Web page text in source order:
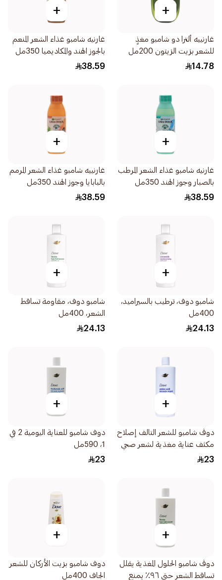
+
غارنييه ألترا دو شامبو مغذٍ
للشعر بزيت الزيتون 200مل
14.78
+
غارنيه شامبو غذاء الشعر المنعم
بالجوز الهند والمكاديميا 350مل
38.59
+
غارنيه شامبو غذاء الشعر المرطب
بالصبار وجوز الهند 350مل
38.59
+
غارنييه شامبو غذاء الشعر المرمم
بالبابايا وجوز الهند 350مل
38.59
+
شامبو دوف، ترطيب بالسيراميد،
400مل
24.13
+
شامبو دوف، مقاومة تساقط
الشعر، 400مل
24.13
+
دوڤ شامبو للشعر التالف إصلاح
مكثف عناية مغذية لشعر صحي
23
+
دوف شامبو للعناية اليومية 2 في
1، 590مل
23
+
دوڤ شامبو الحلول المغذية يقلل
تساقط الشعر حتى ٩٦٪ يمنع
+
دوف شامبو بزيت الأركان للشعر
الجاف 400مل